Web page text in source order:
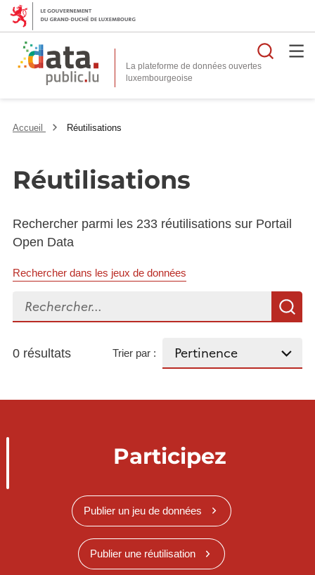
La plateforme de données ouvertes
Accueil Réutilisations
Réutilisations
Rechercher parmi les 233 réutilisations sur Portail
Open Data
Rechercher dans les jeux de données
Rechercher...
0 résultats Trier par :
Participez
Publier un jeu de données
Publier une réutilisation